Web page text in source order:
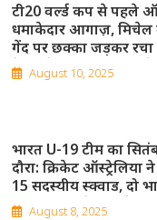
टी20 वर्ल्ड कप से पहले
धमाकेदार आगाज़, मिचेल
गेंद पर छक्का जड़कर रचा
डेविड के तूफ़ानी 83 रन से
विजय अभियान शुरू!
August 10, 2025
भारत U-19 टीम का
दौरा: क्रिकेट ऑस्ट्रेलिया
15 सदस्यीय स्क्वाड, दो
खिलाड़ी ऑस्ट्रेलियाई
August 8, 2025